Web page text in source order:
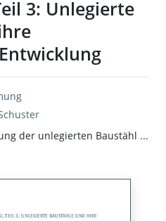
3: Unlegierte
der unlegierten Baustähl ...